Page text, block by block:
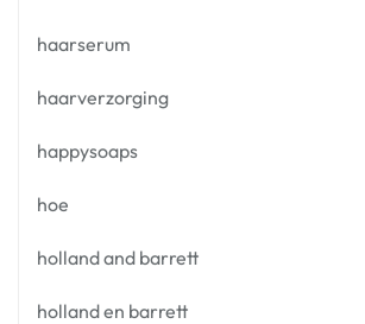
haarserum
haarverzorging
happysoaps
hoe
holland and barrett
holland en barrett